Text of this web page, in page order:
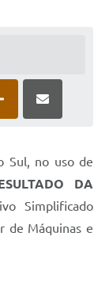
Sul, no uso de
DA
Simplificado
de Máquinas e